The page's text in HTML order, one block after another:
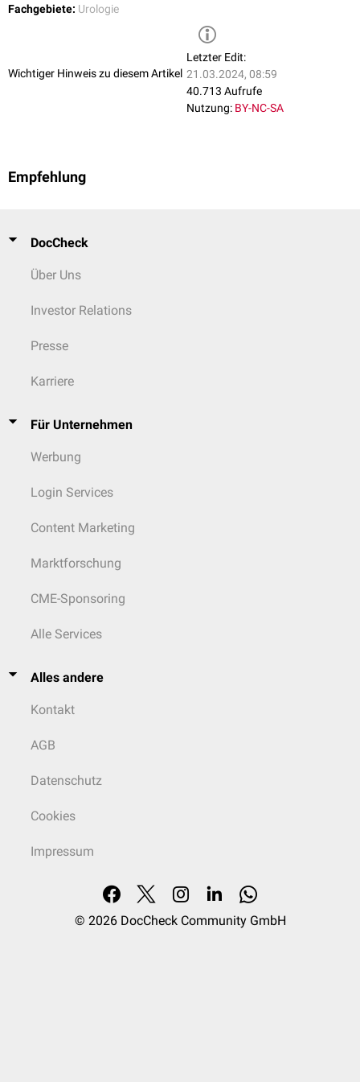
Fachgebiete: Urologie
Wichtiger Hinweis zu diesem Artikel
Letzter Edit:
21.03.2024, 08:59
40.713 Aufrufe
Nutzung: BY-NC-SA
Empfehlung
DocCheck
Über Uns
Investor Relations
Presse
Karriere
Für Unternehmen
Werbung
Login Services
Content Marketing
Marktforschung
CME-Sponsoring
Alle Services
Alles andere
Kontakt
AGB
Datenschutz
Cookies
Impressum
© 2026 DocCheck Community GmbH